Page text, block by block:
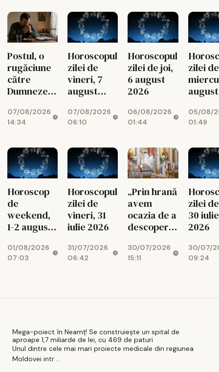
Postul, o
rugăciune
către
Dumnezeu
toată viața
07/08/2026
14:34
Horoscopul
zilei de
vineri, 7
august
07/08/2026
06:10
Horoscopul
zilei de joi,
6 august
2026
06/08/2026
01:44
zilei de
august
05/08/
01:49
Horoscop
de
weekend,
1-2 august
01/08/2026
07:03
Horoscopul
zilei de
vineri, 31
iulie 2026
31/07/2026
06:42
„Prin hrană
avem
ocazia de a
descoperi
Bunul
Dumnezeu”
30/07/2026
15:11
zilei
30 iulie
2026
30/07/
09:24
Mega-poiect în Neamț! Se construiește un spital de
aproape 1,7 miliarde de lei, cu 469 de paturi
Unul dintre cele mai mari proiecte medicale din regiunea
Moldovei intr ...